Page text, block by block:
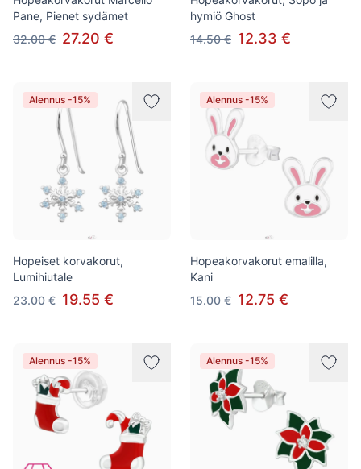
Pane, Pienet sydämet
32.00 € 27.20 €
hymiö Ghost
14.50 € 12.33 €
Alennus -15%
Hopeiset korvakorut,
Lumihiutale
23.00 € 19.55 €
Alennus -15%
Hopeakorvakorut emalilla,
Kani
15.00 € 12.75 €
Alennus -15% Alennus -15%